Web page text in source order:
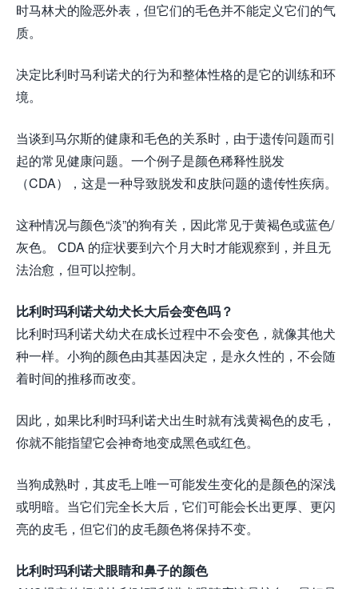
时马林犬的险恶外表，但它们的毛色并不能定义它们的气
质。
决定比利时马利诺犬的行为和整体性格的是它的训练和环
境。
当谈到马尔斯的健康和毛色的关系时，由于遗传问题而引
起的常见健康问题。一个例子是颜色稀释性脱发
（CDA），这是一种导致脱发和皮肤问题的遗传性疾病。
这种情况与颜色“淡”的狗有关，因此常见于黄褐色或蓝色/
灰色。 CDA 的症状要到六个月大时才能观察到，并且无
法治愈，但可以控制。
比利时玛利诺犬幼犬长大后会变色吗？
比利时玛利诺犬幼犬在成长过程中不会变色，就像其他犬
种一样。小狗的颜色由其基因决定，是永久性的，不会随
着时间的推移而改变。
因此，如果比利时玛利诺犬出生时就有浅黄褐色的皮毛，
你就不能指望它会神奇地变成黑色或红色。
当狗成熟时，其皮毛上唯一可能发生变化的是颜色的深浅
或明暗。当它们完全长大后，它们可能会长出更厚、更闪
亮的皮毛，但它们的皮毛颜色将保持不变。
比利时玛利诺犬眼睛和鼻子的颜色